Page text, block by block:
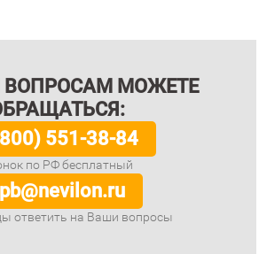
ВОПРОСАМ МОЖЕТЕ
551-38-84
по РФ бесплатный
ответить на Ваши вопросы